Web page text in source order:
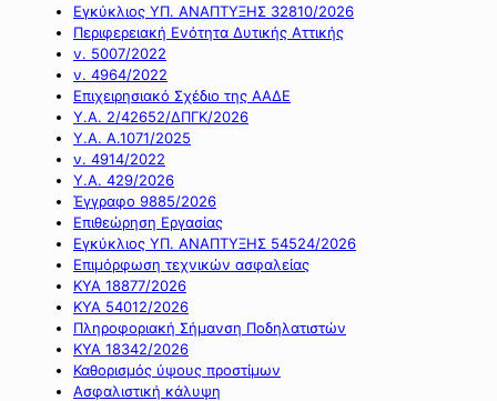
Εγκύκλιος ΥΠ. ΑΝΑΠΤΥΞΗΣ 32810/2026
Περιφερειακή Ενότητα Δυτικής Αττικής
ν. 5007/2022
ν. 4964/2022
Επιχειρησιακό Σχέδιο της ΑΑΔΕ
Υ.Α. 2/42652/ΔΠΓΚ/2026
Υ.Α. Α.1071/2025
ν. 4914/2022
Υ.Α. 429/2026
Έγγραφο 9885/2026
Επιθεώρηση Εργασίας
Εγκύκλιος ΥΠ. ΑΝΑΠΤΥΞΗΣ 54524/2026
Επιμόρφωση τεχνικών ασφαλείας
ΚΥΑ 18877/2026
ΚΥΑ 54012/2026
Πληροφοριακή Σήμανση Ποδηλατιστών
ΚΥΑ 18342/2026
Καθορισμός ύψους προστίμων
Ασφαλιστική κάλυψη